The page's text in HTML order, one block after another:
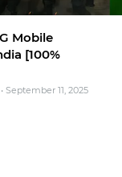
Mobile
[100%
• September 11, 2025